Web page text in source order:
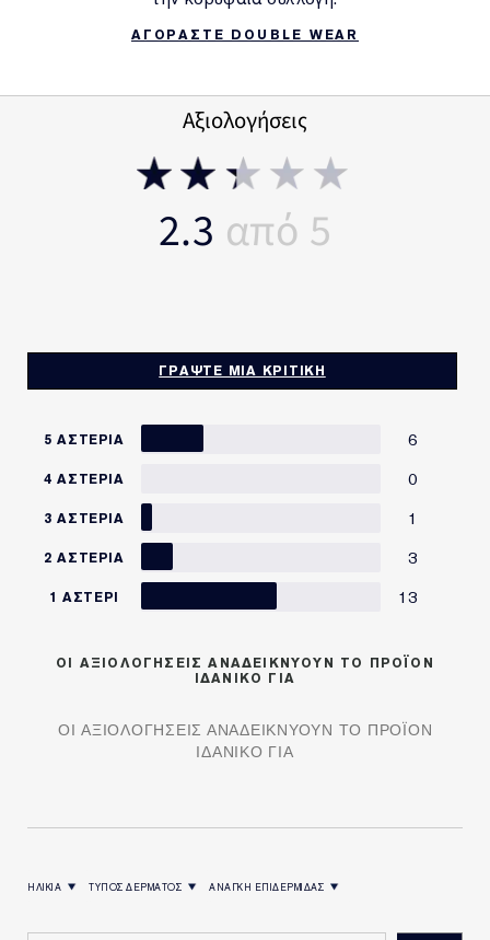
ΑΓΟΡΑΣΤΕ DOUBLE WEAR
Αξιολογήσεις
2.3
ΓΡΆΨΤΕ ΜΙΑ ΚΡΙΤΙΚΉ
5 ΑΣΤΈΡΙΑ 6
4 ΑΣΤΈΡΙΑ 0
3 ΑΣΤΈΡΙΑ 1
2 ΑΣΤΈΡΙΑ 3
1 ΑΣΤΈΡΙ 13
OI ΑΞΙΟΛΟΓΗΣΕΙΣ ΑΝΑΔΕΙΚΝΥΟΥΝ ΤΟ ΠΡΟΪΟΝ
ΙΔΑΝΙΚΟ ΓΙΑ
OI ΑΞΙΟΛΟΓΗΣΕΙΣ ΑΝΑΔΕΙΚΝΥΟΥΝ ΤΟ ΠΡΟΪΟΝ
ΙΔΑΝΙΚΟ ΓΙΑ
ΗΛΙΚΙΑ
ΤΥΠΟΣ ΔΕΡΜΑΤΟΣ
ΑΝΑΓΚΗ ΕΠΙΔΕΡΜΙΔΑΣ